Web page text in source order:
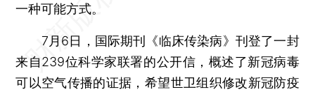
一种可能方式。
7月6日，国际期刊《临床传染病》刊登了一封
来自239位科学家联署的公开信，概述了新冠病毒
可以空气传播的证据，希望世卫组织修改新冠防疫